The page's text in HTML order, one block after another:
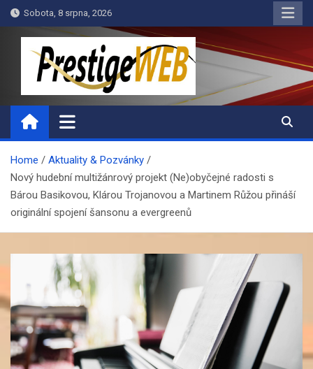
Skip
to
Sobota, 8 srpna, 2026
PrestigeWEB
Home
Aktuality & Pozvánky
Nový hudební multižánrový projekt (Ne)obyčejné radosti s
Bárou Basikovou, Klárou Trojanovou a Martinem Růžou přináší
originální spojení šansonu a evergreenů